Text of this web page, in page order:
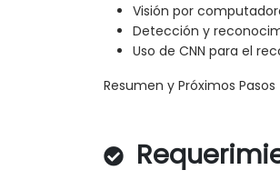
Visión por
Detección y
Uso de CNN para el
Resumen y Próximos Pasos